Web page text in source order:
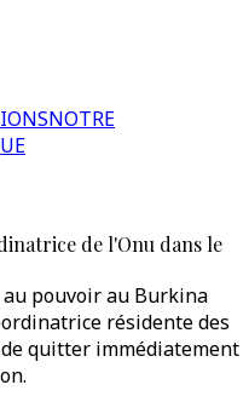
NOTRE
de l'Onu dans le
pouvoir au Burkina
résidente des
quitter immédiatement